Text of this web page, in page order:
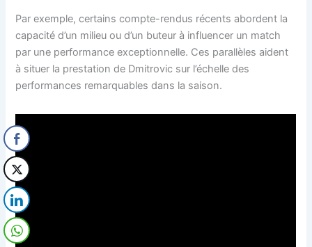
Par exemple, certains compte-rendus récents abordent la
capacité d’un milieu ou d’un buteur à influencer un match
par une performance exceptionnelle. Ces parallèles aident
à situer la prestation de Dmitrovic sur l’échelle des
performances remarquables dans la saison.